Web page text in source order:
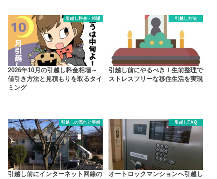
引越し料金・相場
2026年10月の引越し料金相場～
値引き方法と見積もりを取るタイ
ミング
引越し方法
引越し前にやるべき！生前整理で
ストレスフリーな移住生活を実現
引越しの流れと準備
引越し前にインターネット回線の
引越しFAQ
オートロックマンションへ引越し